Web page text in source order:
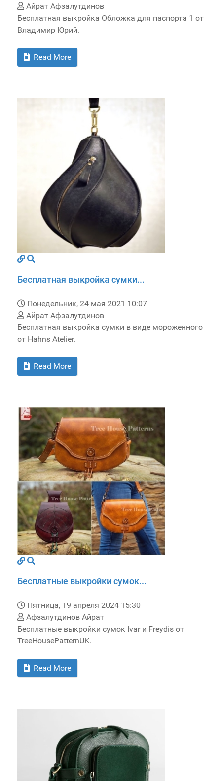
Айрат Афзалутдинов
Бесплатная выкройка Обложка для паспорта 1 от
Владимир Юрий.
Read More
Бесплатная выкройка сумки...
Понедельник, 24 мая 2021 10:07
Айрат Афзалутдинов
Бесплатная выкройка сумки в виде мороженного
от Hahns Atelier.
Read More
Бесплатные выкройки сумок...
Пятница, 19 апреля 2024 15:30
Афзалутдинов Айрат
Бесплатные выкройки сумок Ivar и Freydis от
TreeHousePatternUK.
Read More